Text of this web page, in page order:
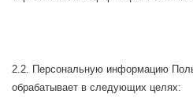
2.2. Персональную информацию
обрабатывает в следующих целях: